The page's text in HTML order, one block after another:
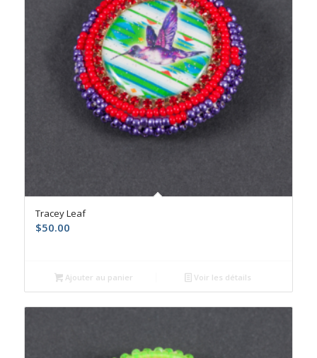
Tracey Leaf
$50.00
Ajouter au panier Voir les détails